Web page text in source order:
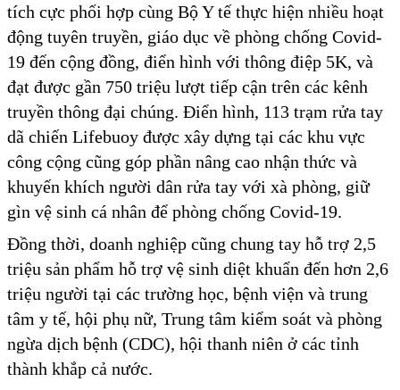
tích cực phối hợp cùng Bộ Y tế thực hiện nhiều hoạt
động tuyên truyền, giáo dục về phòng chống Covid-
19 đến cộng đồng, điển hình với thông điệp 5K, và
đạt được gần 750 triệu lượt tiếp cận trên các kênh
truyền thông đại chúng. Điển hình, 113 trạm rửa tay
dã chiến Lifebuoy được xây dựng tại các khu vực
công cộng cũng góp phần nâng cao nhận thức và
khuyến khích người dân rửa tay với xà phòng, giữ
gìn vệ sinh cá nhân để phòng chống Covid-19.
Đồng thời, doanh nghiệp cũng chung tay hỗ trợ 2,5
triệu sản phẩm hỗ trợ vệ sinh diệt khuẩn đến hơn 2,6
triệu người tại các trường học, bệnh viện và trung
tâm y tế, hội phụ nữ, Trung tâm kiểm soát và phòng
ngừa dịch bệnh (CDC), hội thanh niên ở các tỉnh
thành khắp cả nước.